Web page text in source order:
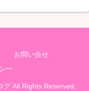
お問い合せ
ー
All Rights Reserved.